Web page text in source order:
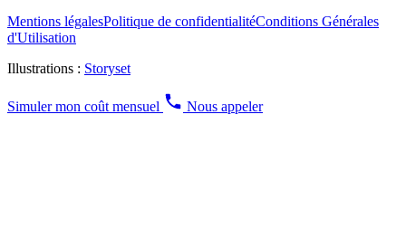
Mentions légalesPolitique de confidentialitéConditions Générales
d'Utilisation
Illustrations : Storyset
Simuler mon coût mensuel Nous appeler